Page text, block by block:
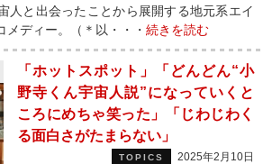
人と出会ったことから展開する地元系エイ
メディー。（＊以・・・ 続きを読む
「ホットスポット」「どんどん“小
野寺くん宇宙人説”になっていくと
ころにめちゃ笑った」「じわじわく
る面白さがたまらない」
TOPICS 2025年2月10日